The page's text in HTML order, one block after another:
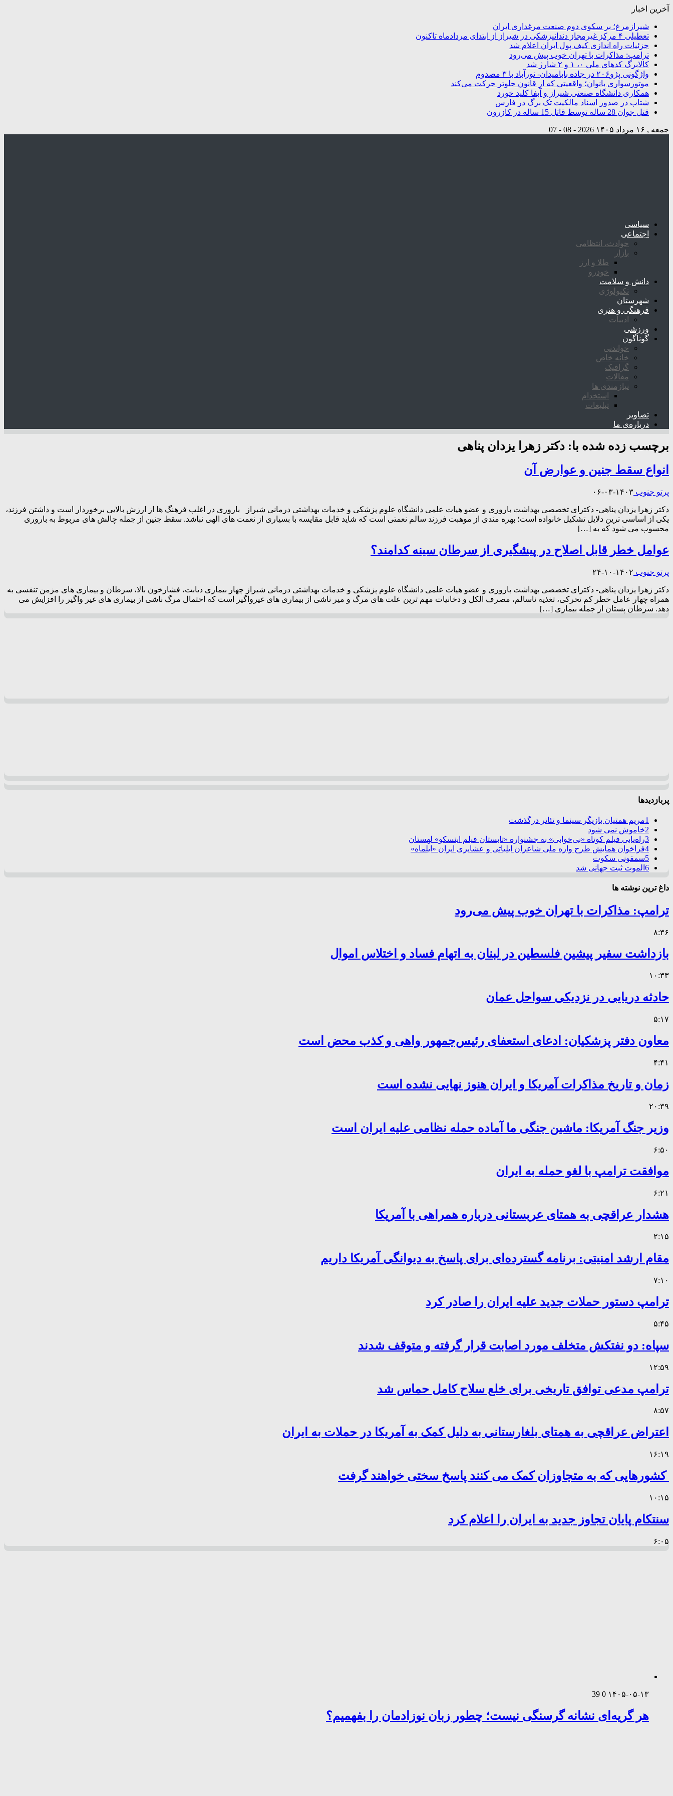
آخرین اخبار
شیرازمرغ؛ بر سکوی دوم صنعت مرغداری ایران
تعطیلی ۴ مرکز غیرمجاز دندانپزشکی در شیراز از ابتدای مردادماه تاکنون
جزئیات راه اندازی کیف پول ایران اعلام شد
ترامپ: مذاکرات با تهران خوب پیش می‌رود
کالابرگ کدهای ملی ۰، ۱ و ۲ شارژ شد
واژگونی پژو۲۰۶ در جاده بابامیدان- نورآباد با ۳ مصدوم
موتورسواری بانوان؛ واقعیتی که از قانون جلوتر حرکت می‌کند
همکاری دانشگاه صنعتی شیراز و آبفا کلید خورد
شتاب در صدور اسناد مالکیت تک برگ در فارس
قتل جوان 28 ساله توسط قاتل 15 ساله در کازرون
جمعه , ۱۶ مرداد ۱۴۰۵ 2026 - 08 - 07
سیاسی
اجتماعی
حوادث، انتظامی
بازار
طلا و ارز
خودرو
دانش و سلامت
تکنولوژی
شهرستان
فرهنگی و هنری
ادبیات
ورزشی
گوناگون
خواندنی
خانه خاص
گرافیک
مقالات
نیازمندی ها
استخدام
تبلیغات
تصاویر
درباره‌ی ما
برچسب زده شده با: دکتر زهرا یزدان پناهی
انواع سقط جنین و عوارض آن
پرتو جنوب ۱۴۰۳-۰۳-۰۶
دکتر زهرا یزدان پناهی- دکترای تخصصی بهداشت باروری و عضو هیات علمی دانشگاه علوم پزشکی و خدمات بهداشتی درمانی شیراز باروری در اغلب فرهنگ ها از ارزش بالایی برخوردار است و داشتن فرزند،
یکی از اساسی ترین دلایل تشکیل خانواده است؛ بهره مندی از موهبت فرزند سالم نعمتی است که شاید قابل مقایسه با بسیاری از نعمت های الهی نباشد. سقط جنین از جمله چالش های مربوط به باروری
محسوب می شود که به […]
عوامل خطر قابل اصلاح در پیشگیری از سرطان سینه کدامند؟
پرتو جنوب ۱۴۰۲-۱۰-۲۴
دکتر زهرا یزدان پناهی- دکترای تخصصی بهداشت باروری و عضو هیات علمی دانشگاه علوم پزشکی و خدمات بهداشتی درمانی شیراز چهار بیماری دیابت، فشارخون بالا، سرطان و بیماری های مزمن تنفسی به
همراه چهار عامل خطر کم تحرکی، تغذیه ناسالم، مصرف الکل و دخانیات مهم ترین علت های مرگ و میر ناشی از بیماری های غیرواگیر است که احتمال مرگ ناشی از بیماری های غیر واگیر را افزایش می
دهد. سرطان پستان از جمله بیماری […]
پربازدیدها
1مریم همتیان بازیگر سینما و تئاتر درگذشت
2خاموش نمی شود
3راه‌یابی فیلم کوتاه «بی‌خوابی» به جشنواره «تابستان فیلم اینسکو» لهستان
4فراخوان همایش طرح واره ملی شاعران ایلیاتی و عشایری ایران «ایلماه»
5سمفونی سکوت
6 الموت ثبت جهانی شد
داغ ترین نوشته ها
ترامپ: مذاکرات با تهران خوب پیش می‌رود
۸:۳۶
بازداشت سفیر پیشین فلسطین در لبنان به اتهام فساد و اختلاس اموال
۱۰:۳۳
حادثه دریایی در نزدیکی سواحل عمان
۵:۱۷
معاون دفتر پزشکیان: ادعای استعفای رئیس‌جمهور واهی و کذب محض است
۴:۴۱
زمان و تاریخ مذاکرات آمریکا و ایران هنوز نهایی نشده است
۲۰:۳۹
وزیر جنگ آمریکا: ماشین جنگی ما آماده حمله نظامی علیه ایران است
۶:۵۰
موافقت ترامپ با لغو حمله به ایران
۶:۲۱
هشدار عراقچی به همتای عربستانی درباره همراهی با آمریکا
۲:۱۵
مقام ارشد امنیتی: برنامه گسترده‌ای برای پاسخ به دیوانگی آمریکا داریم
۷:۱۰
ترامپ دستور حملات جدید علیه ایران را صادر کرد
۵:۴۵
سپاه: دو نفتکش متخلف مورد اصابت قرار گرفته و متوقف شدند
۱۲:۵۹
ترامپ مدعی توافق تاریخی برای خلع سلاح کامل حماس شد
۸:۵۷
اعتراض عراقچی به همتای بلغارستانی به دلیل کمک به آمریکا در حملات به ایران
۱۶:۱۹
کشورهایی که به متجاوزان کمک می کنند پاسخ سختی خواهند گرفت
۱۰:۱۵
سنتکام پایان تجاوز جدید به ایران را اعلام کرد
۶:۰۵
۱۴۰۵-۰۵-۱۳ 0
39
هر گریه‌ای نشانه گرسنگی نیست؛ چطور زبان نوزادمان را بفهمیم؟